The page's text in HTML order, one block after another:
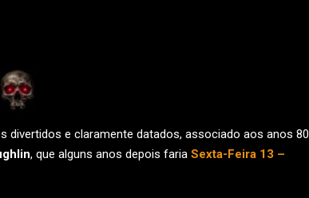
divertidos e claramente datados, associado aos anos 80
, que alguns anos depois faria Sexta-Feira 13 –